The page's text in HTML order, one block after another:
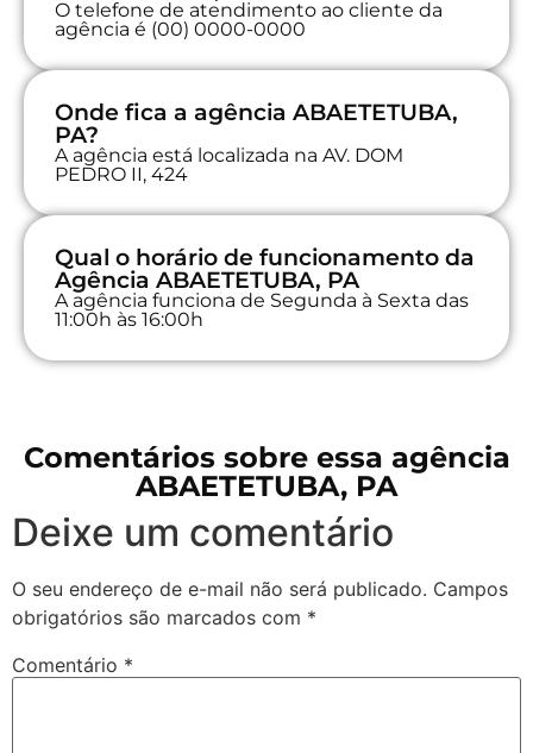
O telefone de atendimento ao cliente da
agência é (00) 0000-0000
Onde fica a agência ABAETETUBA,
PA?
A agência está localizada na AV. DOM
PEDRO II, 424
Qual o horário de funcionamento da
Agência ABAETETUBA, PA
A agência funciona de Segunda à Sexta das
11:00h às 16:00h
Comentários sobre essa agência
ABAETETUBA, PA
Deixe um comentário
O seu endereço de e-mail não será publicado. Campos
obrigatórios são marcados com *
Comentário *